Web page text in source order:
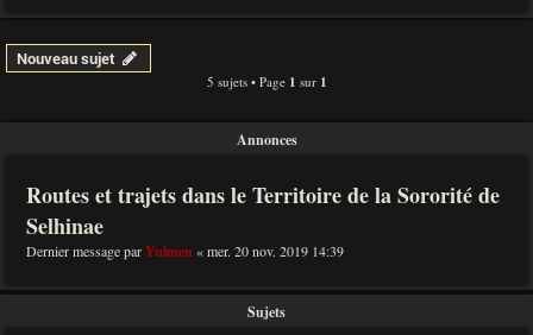
Nouveau sujet
5 sujets • Page 1 sur 1
Annonces
Routes et trajets dans le Territoire de la Sororité de
Selhinae
Dernier message parYuimen «mer. 20 nov. 2019 14:39
Sujets